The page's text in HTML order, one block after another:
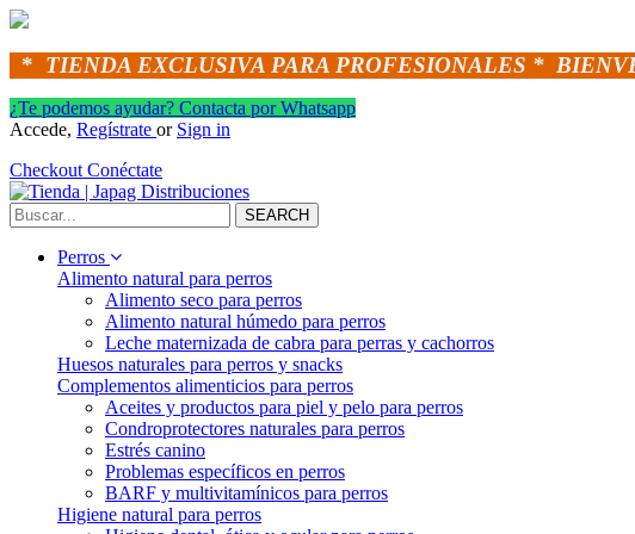
* TIENDA EXCLUSIVA PARA PROFESIONALES *
¿Te podemos ayudar? Contacta por Whatsapp
Accede, Regístrate or Sign in
Checkout Conéctate
SEARCH
Perros
Alimento natural para perros
Alimento seco para perros
Alimento natural húmedo para perros
Leche maternizada de cabra para perras y cachorros
Huesos naturales para perros y snacks
Complementos alimenticios para perros
Aceites y productos para piel y pelo para perros
Condroprotectores naturales para perros
Estrés canino
Problemas específicos en perros
BARF y multivitamínicos para perros
Higiene natural para perros